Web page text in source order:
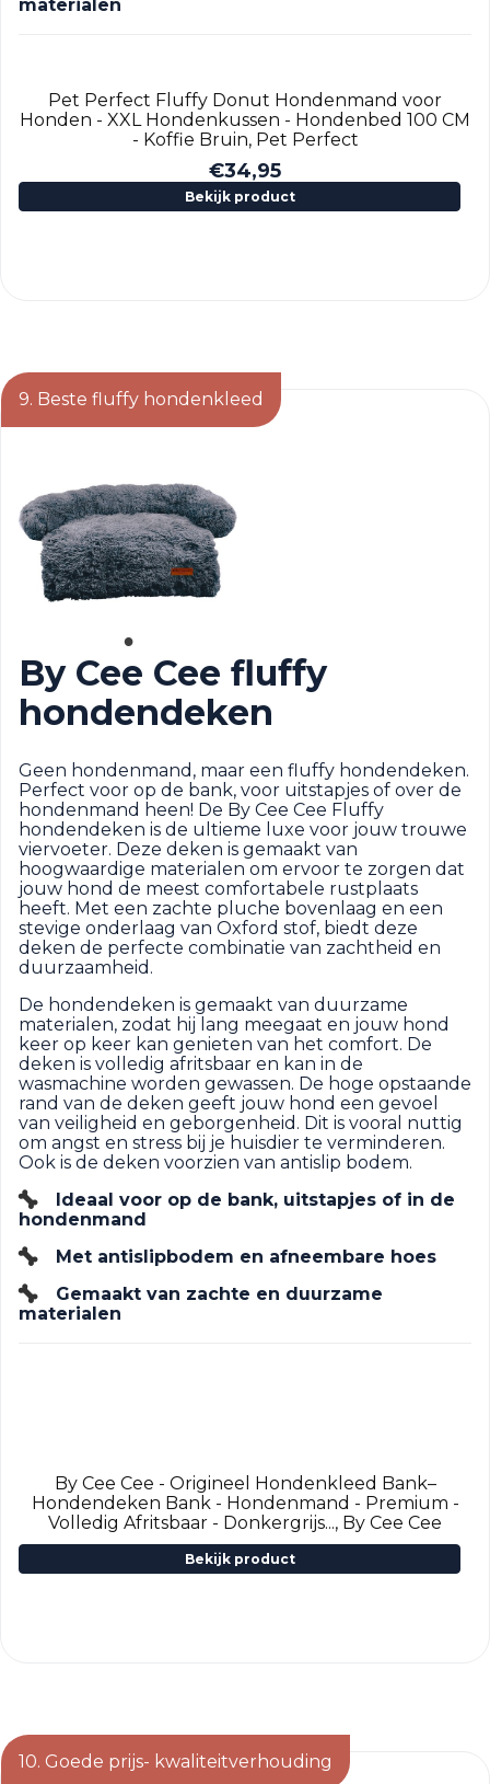
materialen
Pet Perfect Fluffy Donut Hondenmand voor
Honden - XXL Hondenkussen - Hondenbed 100 CM
- Koffie Bruin, Pet Perfect
€34,95
Bekijk product
9. Beste fluffy hondenkleed
By Cee Cee fluffy
hondendeken
Geen hondenmand, maar een fluffy hondendeken.
Perfect voor op de bank, voor uitstapjes of over de
hondenmand heen! De By Cee Cee Fluffy
hondendeken is de ultieme luxe voor jouw trouwe
viervoeter. Deze deken is gemaakt van
hoogwaardige materialen om ervoor te zorgen dat
jouw hond de meest comfortabele rustplaats
heeft. Met een zachte pluche bovenlaag en een
stevige onderlaag van Oxford stof, biedt deze
deken de perfecte combinatie van zachtheid en
duurzaamheid.
De hondendeken is gemaakt van duurzame
materialen, zodat hij lang meegaat en jouw hond
keer op keer kan genieten van het comfort. De
deken is volledig afritsbaar en kan in de
wasmachine worden gewassen. De hoge opstaande
rand van de deken geeft jouw hond een gevoel
van veiligheid en geborgenheid. Dit is vooral nuttig
om angst en stress bij je huisdier te verminderen.
Ook is de deken voorzien van antislip bodem.
Ideaal voor op de bank, uitstapjes of in de
hondenmand
Met antislipbodem en afneembare hoes
Gemaakt van zachte en duurzame
materialen
By Cee Cee - Origineel Hondenkleed Bank–
Hondendeken Bank - Hondenmand - Premium -
Volledig Afritsbaar - Donkergrijs..., By Cee Cee
Bekijk product
10. Goede prijs- kwaliteitverhouding